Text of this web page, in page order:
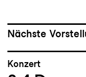
Konzerthallen
künstlerischer
Nächste
Konzert